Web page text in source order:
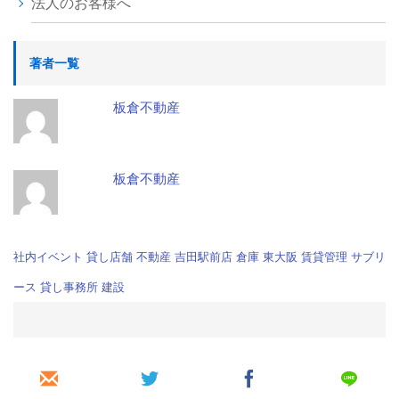
法人のお客様へ
著者一覧
板倉不動産
板倉不動産
社内イベント 貸し店舗 不動産 吉田駅前店 倉庫 東大阪 賃貸管理 サブリ
ース 貸し事務所 建設